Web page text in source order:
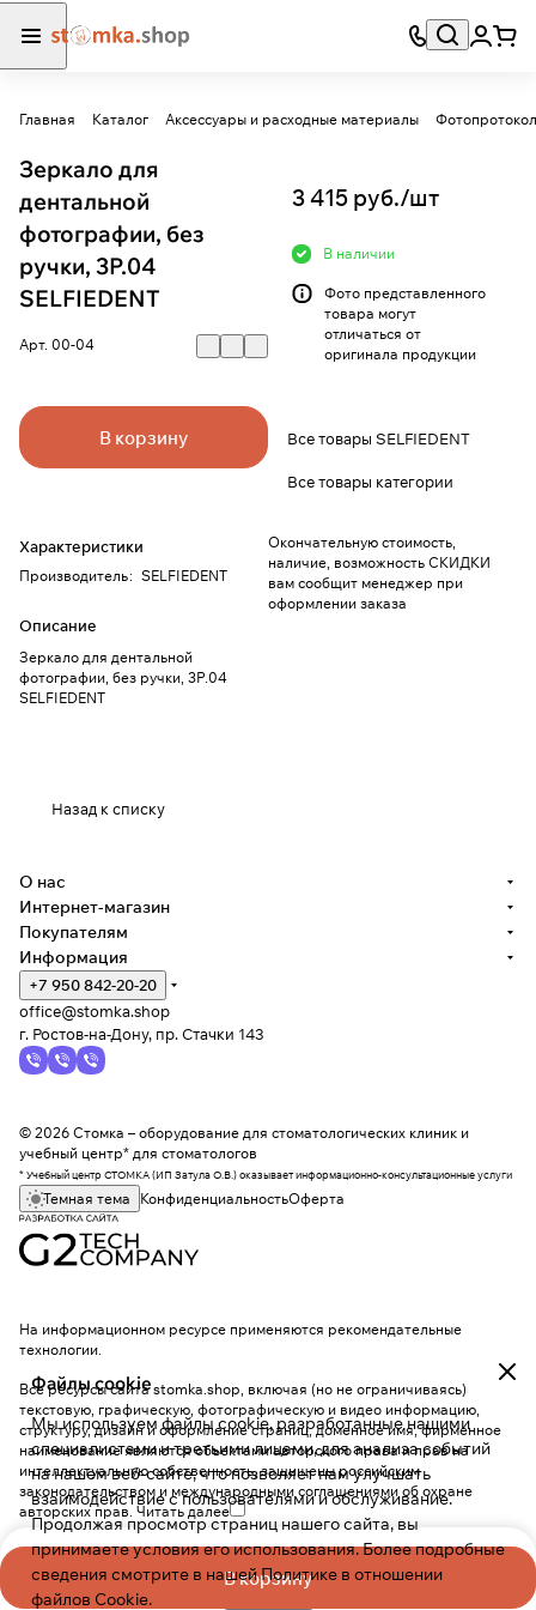
Главная Каталог Аксессуары и расходные материалы Фотопротокол
Зеркало для
дентальной
фотографии, без
ручки, 3Р.04
SELFIEDENT
Арт. 00-04
В корзину
Характеристики
Производитель: SELFIEDENT
Описание
Зеркало для дентальной
фотографии, без ручки, 3Р.04
SELFIEDENT
3 415 руб./шт
В наличии
Фото представленного
товара могут
отличаться от
оригинала продукции
Все товары SELFIEDENT
Все товары категории
Окончательную стоимость,
наличие, возможность СКИДКИ
вам сообщит менеджер при
оформлении заказа
Назад к списку
В корзину
Файлы cookie
Мы используем файлы cookie, разработанные нашими
специалистами и третьими лицами, для анализа событий
на нашем веб-сайте, что позволяет нам улучшать
взаимодействие с пользователями и обслуживание.
Продолжая просмотр страниц нашего сайта, вы
принимаете условия его использования. Более подробные
сведения смотрите в нашейПолитике в отношении
файлов Cookie.
О нас
Интернет-магазин
Покупателям
Информация
+7 950 842-20-20
office@stomka.shop
г. Ростов-на-Дону, пр. Стачки 143
© 2026 Стомка – оборудование для стоматологических клиник и
учебный центр* для стоматологов
* Учебный центр СТОМКА (ИП Затула О.В.) оказывает информационно-консультационные услуги
Темная тема КонфиденциальностьОферта
На информационном ресурсе применяются рекомендательные
технологии.
Все ресурсы сайта stomka.shop, включая (но не ограничиваясь)
текстовую, графическую, фотографическую и видео информацию,
структуру, дизайн и оформление страниц, доменное имя, фирменное
наименование являются объектами авторского права и прав на
интеллектуальную собственность, защищены российским
законодательством и международными соглашениями об охране
авторских прав. Читать далее